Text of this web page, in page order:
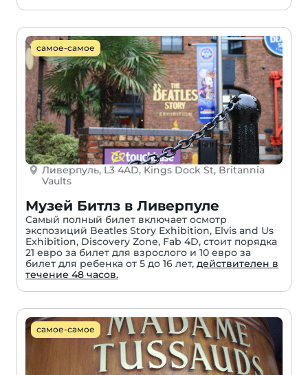
самое-самое
Ливерпуль, L3 4AD, Kings Dock St, Britannia
Vaults
Музей Битлз в Ливерпуле
Самый полный билет включает осмотр
экспозиций Beatles Story Exhibition, Elvis and Us
Exhibition, Discovery Zone, Fab 4D, стоит порядка
21 евро за билет для взрослого и 10 евро за
билет для ребенка от 5 до 16 лет, действителен в
течение 48 часов.
самое-самое